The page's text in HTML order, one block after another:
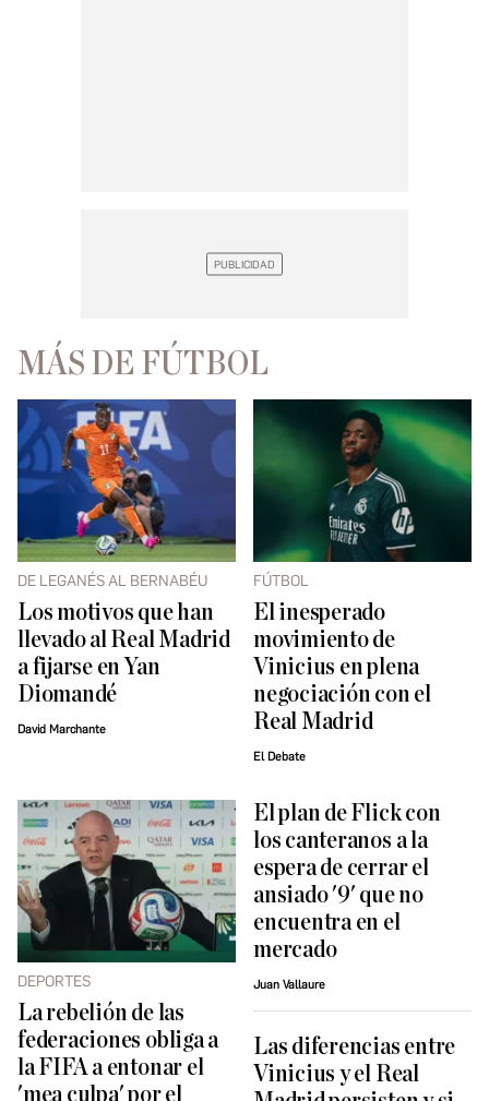
MÁS DE FÚTBOL
DE LEGANÉS AL BERNABÉU
Los motivos que han
llevado al Real Madrid
a fijarse en Yan
Diomandé
David Marchante
FÚTBOL
El inesperado
movimiento de
Vinicius en plena
negociación con el
Real Madrid
El Debate
DEPORTES
La rebelión de las
federaciones obliga a
la FIFA a entonar el
'mea culpa' por el
El plan de Flick con
los canteranos a la
espera de cerrar el
ansiado '9' que no
encuentra en el
mercado
Juan Vallaure
Las diferencias entre
Vinicius y el Real